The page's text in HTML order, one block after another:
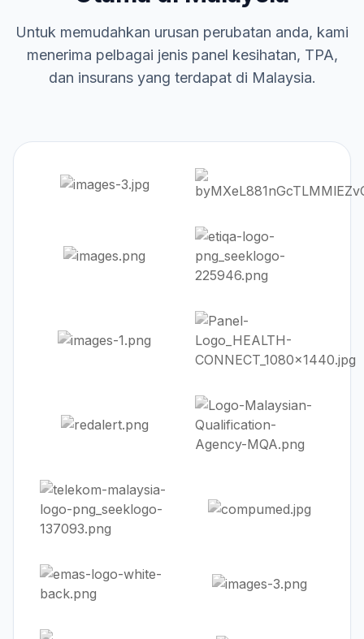
Untuk memudahkan urusan perubatan anda, kami
menerima pelbagai jenis panel kesihatan, TPA,
dan insurans yang terdapat di Malaysia.